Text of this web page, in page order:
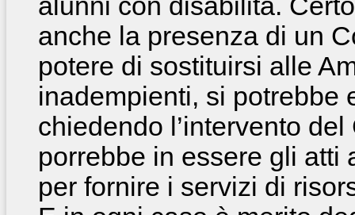
alunni con disabilità.
anche la presenza di un
potere di sostituirsi alle
inadempienti, si potrebbe
chiedendo l’intervento
porrebbe in essere gli atti
per fornire i servizi di